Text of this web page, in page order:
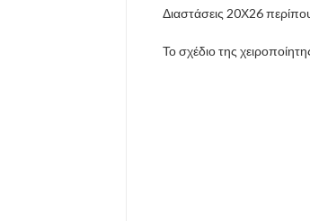
Διαστάσεις 20Χ26
Το σχέδιο της